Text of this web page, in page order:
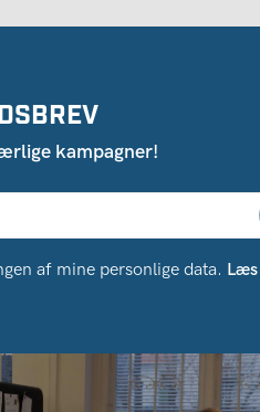
kampagner!
af ​​mine personlige data.